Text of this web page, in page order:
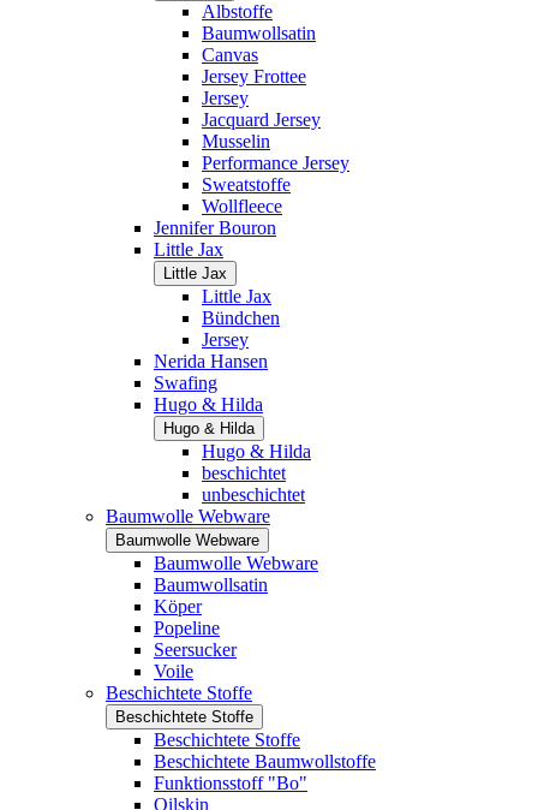
Albstoffe
Baumwollsatin
Canvas
Jersey Frottee
Jersey
Jacquard Jersey
Musselin
Performance Jersey
Sweatstoffe
Wollfleece
Jennifer Bouron
Little Jax
Little Jax
Little Jax
Bündchen
Jersey
Nerida Hansen
Swafing
Hugo & Hilda
Hugo & Hilda
Hugo & Hilda
beschichtet
unbeschichtet
Baumwolle Webware
Baumwolle Webware
Baumwolle Webware
Baumwollsatin
Köper
Popeline
Seersucker
Voile
Beschichtete Stoffe
Beschichtete Stoffe
Beschichtete Stoffe
Beschichtete Baumwollstoffe
Funktionsstoff "Bo"
Oilskin